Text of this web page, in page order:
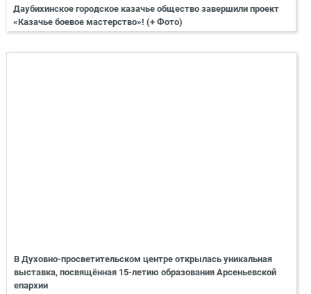
Даубихинское городское казачье общество завершили проект
«Казачье боевое мастерство»! (+ Фото)
В Духовно-просветительском центре открылась уникальная
выставка, посвящённая 15-летию образования Арсеньевской
епархии